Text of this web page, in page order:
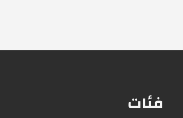
فئات